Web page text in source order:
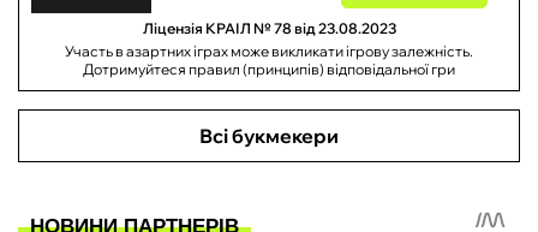
Ліцензія КРАІЛ № 78 від 23.08.2023
Участь в азартних іграх може викликати ігрову залежність.
Дотримуйтеся правил (принципів) відповідальної гри
Всі букмекери